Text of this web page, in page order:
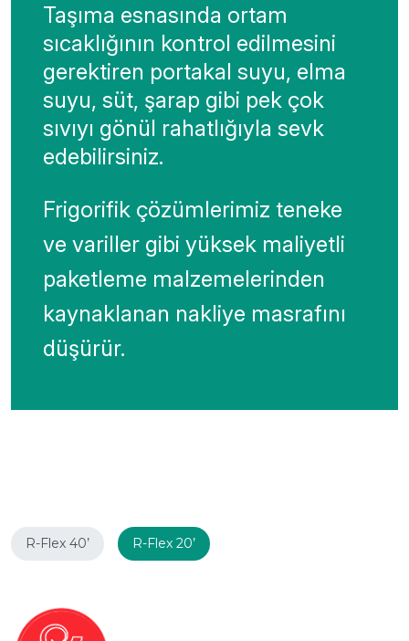
Taşıma esnasında ortam
sıcaklığının kontrol edilmesini
gerektiren portakal suyu, elma
suyu, süt, şarap gibi pek çok
sıvıyı gönül rahatlığıyla sevk
edebilirsiniz.
Frigorifik çözümlerimiz teneke
ve variller gibi yüksek maliyetli
paketleme malzemelerinden
kaynaklanan nakliye masrafını
düşürür.
R-Flex 40’ R-Flex 20’